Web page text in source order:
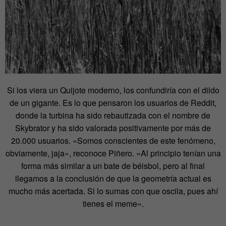
Si los viera un Quijote moderno, los confundiría con el dildo
de un gigante. Es lo que pensaron los usuarios de Reddit,
donde la turbina ha sido rebautizada con el nombre de
Skybrator y ha sido valorada positivamente por más de
20.000 usuarios. «Somos conscientes de este fenómeno,
obviamente, jaja», reconoce Piñero. «Al principio tenían una
forma más similar a un bate de béisbol, pero al final
llegamos a la conclusión de que la geometría actual es
mucho más acertada. Si lo sumas con que oscila, pues ahí
tienes el meme».